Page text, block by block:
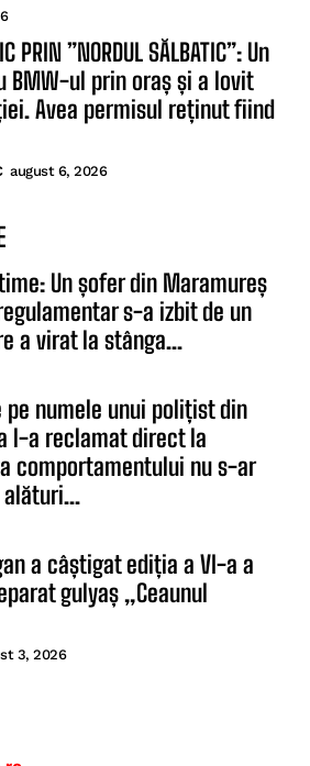
PRIN ”NORDUL SĂLBATIC”: Un
BMW-ul prin oraș și a lovit
Avea permisul reținut fiind
august 6, 2026
Un șofer din Maramureș
s-a izbit de un
a virat la stânga...
pe numele unui polițist din
l-a reclamat direct la
comportamentului nu s-ar
a câștigat ediția a VI-a a
gulyaș „Ceaunul
3, 2026